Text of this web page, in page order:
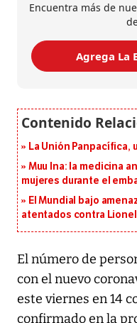
Encuentra más de
Agrega La
La Unión Panpacífica,
Muu Ina: la medicina
mujeres durante el
El Mundial bajo
atentados contra
El número de
con el nuevo
este viernes en 14
confirmado en la